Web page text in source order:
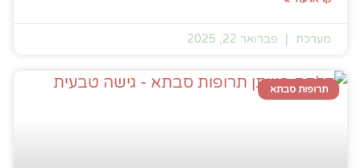
מערכת פברואר 22, 2025
תרופות סבתא